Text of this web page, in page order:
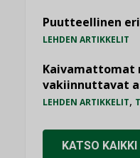
Puutteellinen
LEHDEN ARTIKKELIT
Kaivamattomat
vakiinnuttavat
LEHDEN ARTIKKELIT,
KATSO KAIKKI